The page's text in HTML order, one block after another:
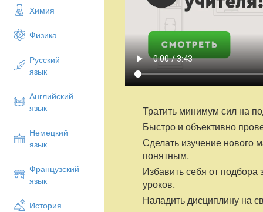
Химия
Физика
Русский
язык
Английский
язык
Немецкий
язык
Французский
язык
История
Тратить минимум сил на
Быстро и объективно
Сделать изучение нового
понятным.
Избавить себя от подбора
уроков.
Наладить дисциплину на